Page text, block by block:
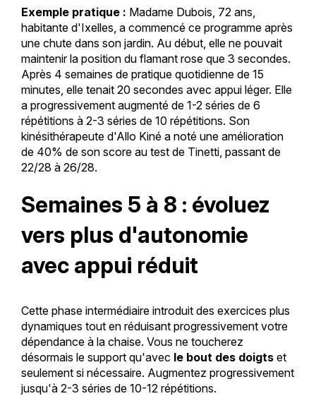
Exemple pratique : Madame Dubois, 72 ans,
habitante d'Ixelles, a commencé ce programme après
une chute dans son jardin. Au début, elle ne pouvait
maintenir la position du flamant rose que 3 secondes.
Après 4 semaines de pratique quotidienne de 15
minutes, elle tenait 20 secondes avec appui léger. Elle
a progressivement augmenté de 1-2 séries de 6
répétitions à 2-3 séries de 10 répétitions. Son
kinésithérapeute d'Allo Kiné a noté une amélioration
de 40% de son score au test de Tinetti, passant de
22/28 à 26/28.
Semaines 5 à 8 : évoluez
vers plus d'autonomie
avec appui réduit
Cette phase intermédiaire introduit des exercices plus
dynamiques tout en réduisant progressivement votre
dépendance à la chaise. Vous ne toucherez
désormais le support qu'avec le bout des doigtset
seulement si nécessaire. Augmentez progressivement
jusqu'à 2-3 séries de 10-12 répétitions.